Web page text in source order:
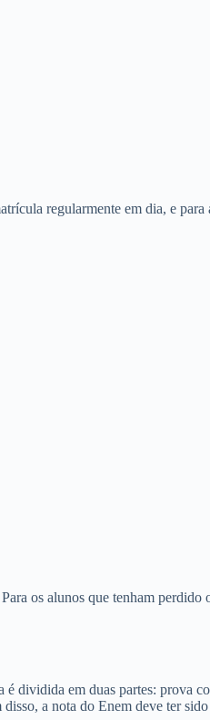
regularmente em dia, e para
os alunos que tenham
em duas partes: prova
a nota do Enem deve ter